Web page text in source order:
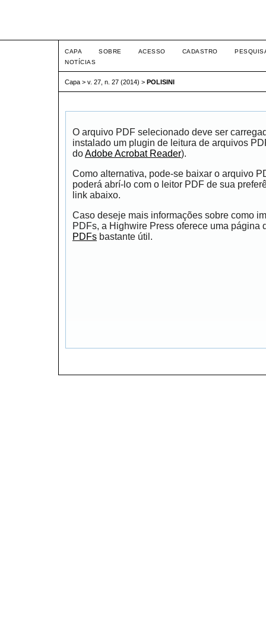
CAPA SOBRE ACESSO CADASTRO
NOTÍCIAS
Capa > v. 27, n. 27 (2014) > POLISINI
O arquivo PDF selecionado deve ser
instalado um plugin de leitura de arquivos
doAdobe Acrobat Reader).
Como alternativa, pode-se baixar o arquivo
poderá abrí-lo com o leitor PDF de sua
link abaixo.
Caso deseje mais informações sobre como
PDFs, a Highwire Press oferece uma página
PDFs bastante útil.